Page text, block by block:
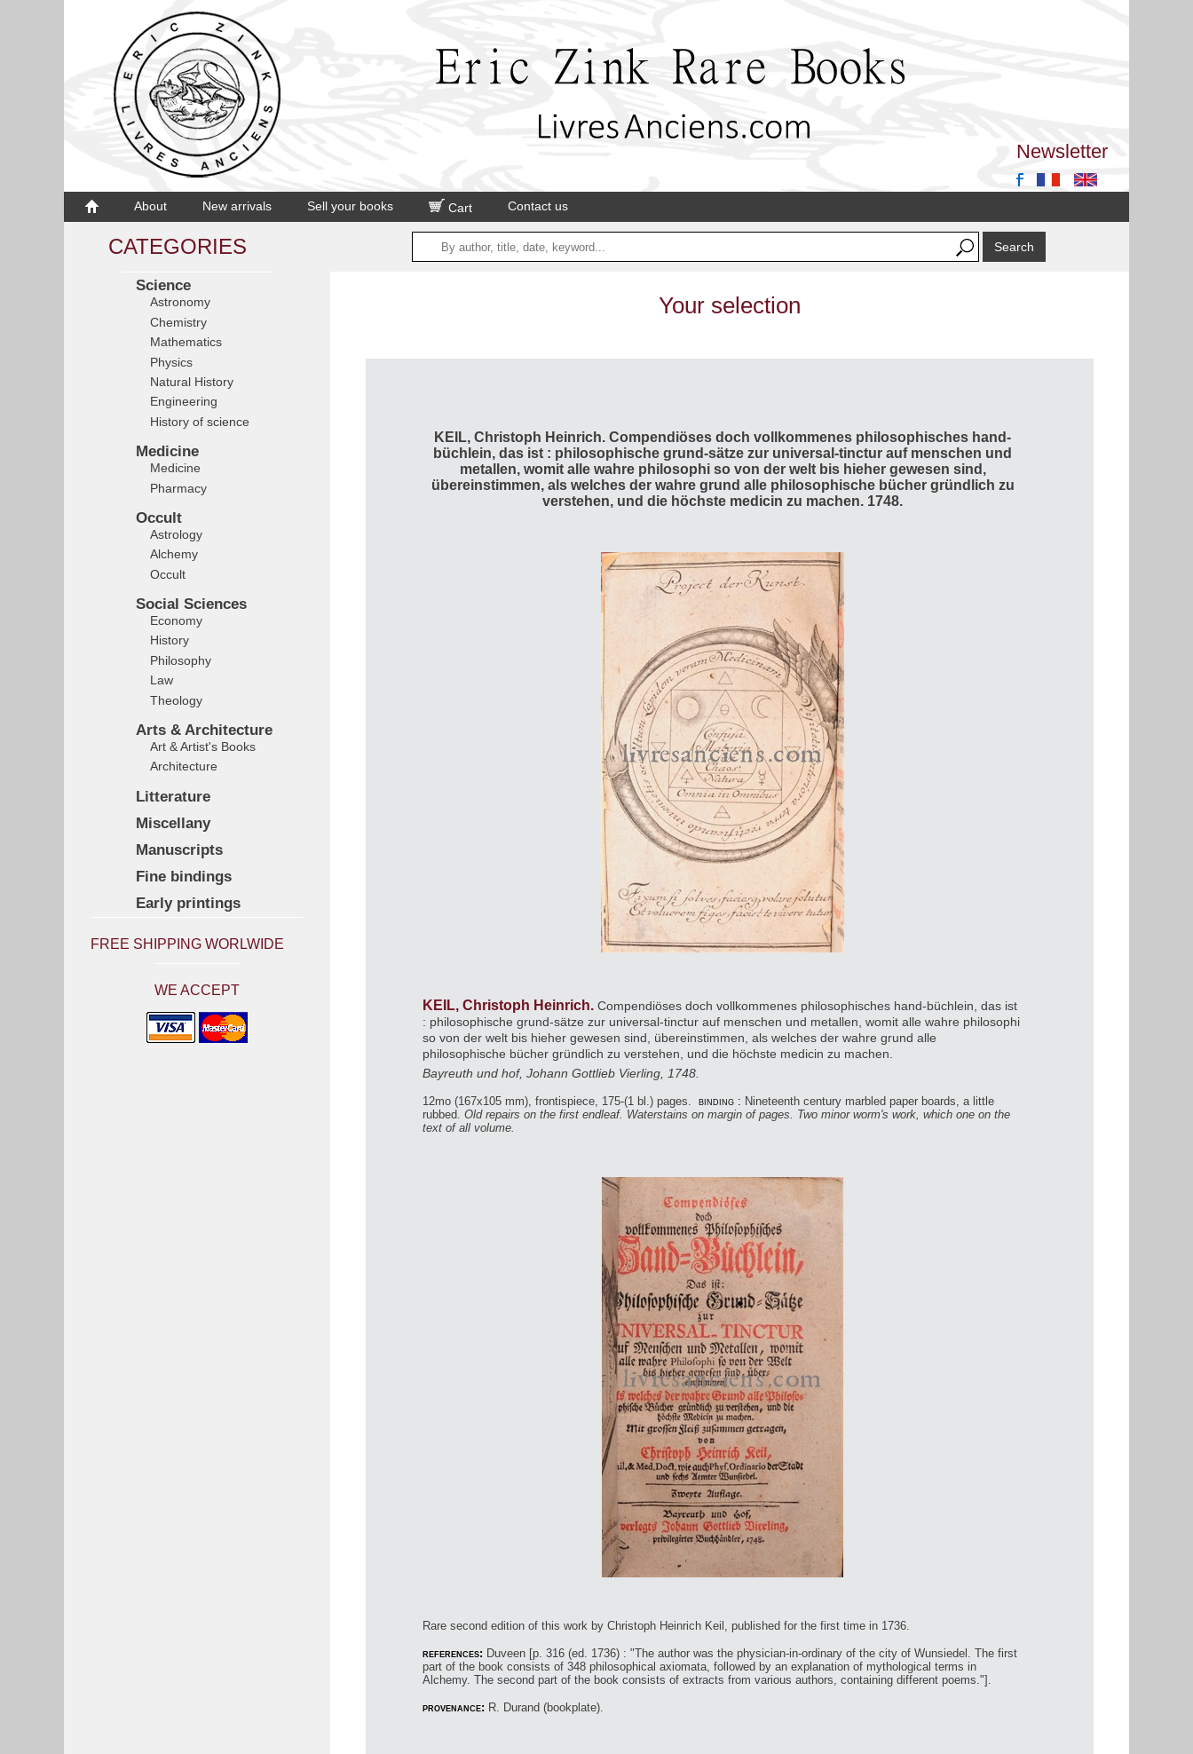
Newsletter
About New arrivals Sell your books Cart Contact us
CATEGORIES
Science
Astronomy
Chemistry
Mathematics
Physics
Natural History
Engineering
History of science
Medicine
Medicine
Pharmacy
Occult
Astrology
Alchemy
Occult
Social Sciences
Economy
History
Philosophy
Law
Theology
Arts & Architecture
Art & Artist's Books
Architecture
Litterature
Miscellany
Manuscripts
Fine bindings
Early printings
FREE SHIPPING WORLWIDE
WE ACCEPT
Your selection
KEIL, Christoph Heinrich. Compendiöses doch vollkommenes philosophisches hand-
büchlein, das ist : philosophische grund-sätze zur universal-tinctur auf menschen und
metallen, womit alle wahre philosophi so von der welt bis hieher gewesen sind,
übereinstimmen, als welches der wahre grund alle philosophische bücher gründlich zu
verstehen, und die höchste medicin zu machen. 1748.
KEIL, Christoph Heinrich. Compendiöses doch vollkommenes philosophisches hand-büchlein, das ist
: philosophische grund-sätze zur universal-tinctur auf menschen und metallen, womit alle wahre philosophi
so von der welt bis hieher gewesen sind, übereinstimmen, als welches der wahre grund alle
philosophische bücher gründlich zu verstehen, und die höchste medicin zu machen.
Bayreuth und hof, Johann Gottlieb Vierling, 1748.
12mo (167x105 mm), frontispiece, 175-(1 bl.) pages. binding : Nineteenth century marbled paper boards, a little
rubbed. Old repairs on the first endleaf. Waterstains on margin of pages. Two minor worm's work, which one on the
text of all volume.
Rare second edition of this work by Christoph Heinrich Keil, published for the first time in 1736.
references: Duveen [p. 316 (ed. 1736) : "The author was the physician-in-ordinary of the city of Wunsiedel. The first
part of the book consists of 348 philosophical axiomata, followed by an explanation of mythological terms in
Alchemy. The second part of the book consists of extracts from various authors, containing different poems."].
provenance: R. Durand (bookplate).